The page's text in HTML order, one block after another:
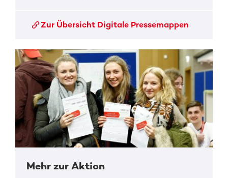
Zur Übersicht Digitale Pressemappen
Mehr zur Aktion